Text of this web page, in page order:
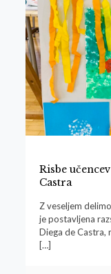
Risbe
Castra
Z veseljem
je postavljena
Diega de Castra,
[…]